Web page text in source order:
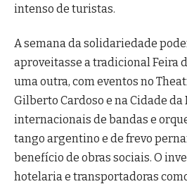
intenso de turistas.
A semana da solidariedade
aproveitasse a tradicional Feira
uma outra, com eventos no
Gilberto Cardoso e na Cidade da
internacionais de bandas e
tango argentino e de frevo
benefício de obras sociais. O
hotelaria e transportadoras